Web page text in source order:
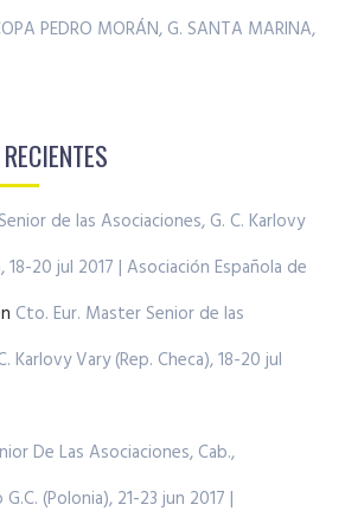
PEDRO MORÁN, G. SANTA MARINA,
de las Asociaciones, G. C. Karlovy
18-20 jul 2017 | Asociación Española de
Cto. Eur. Master Senior de las
Karlovy Vary (Rep. Checa), 18-20 jul
De Las Asociaciones, Cab.,
(Polonia), 21-23 jun 2017 |